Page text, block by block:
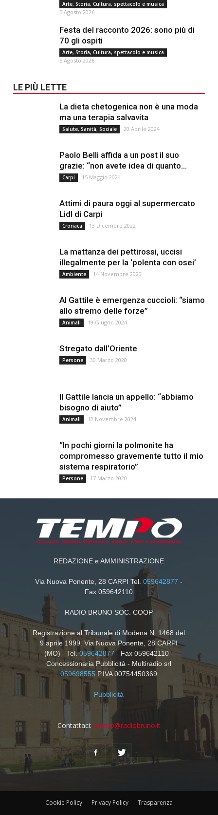
Arte, Storia, Cultura, spettacolo e musica
5 Agosto 2026
Festa del racconto 2026: sono più di
70 gli ospiti
Arte, Storia, Cultura, spettacolo e musica
5 Agosto 2026
LE PIÙ LETTE
La dieta chetogenica non è una moda
ma una terapia salvavita
Salute, Sanità, Sociale 20 Aprile 2024
Paolo Belli affida a un post il suo
grazie: “non avete idea di quanto...
Carpi 15 Maggio 2024
Attimi di paura oggi al supermercato
Lidl di Carpi
Cronaca 13 Dicembre 2022
La mattanza dei pettirossi, uccisi
illegalmente per la ‘polenta con osei’
Ambiente 14 Novembre 2020
Al Gattile è emergenza cuccioli: “siamo
allo stremo delle forze”
Animali 19 Giugno 2024
Stregato dall’Oriente
Persone 30 Marzo 2020
Il Gattile lancia un appello: “abbiamo
bisogno di aiuto”
Animali 12 Novembre 2024
“In pochi giorni la polmonite ha
compromesso gravemente tutto il mio
sistema respiratorio”
Persone 17 Marzo 2020
REDAZIONE e AMMINISTRAZIONE
Via Nuova Ponente, 28 CARPI Tel.059642877 -
Fax 059642110
RADIO BRUNO SOC. COOP
Registrazione al Tribunale di Modena N. 1468 del
9 aprile 1999. Via Nuova Ponente, 28 CARPI
(MO) - Tel.059642877- Fax 059642110 -
Concessionaria Pubblicità - Multiradio srl
059698555 P.IVA 00754450369
Pubblicità
Contattaci: tempo@radiobruno.it
Cookie Policy Privacy Policy Trasparenza